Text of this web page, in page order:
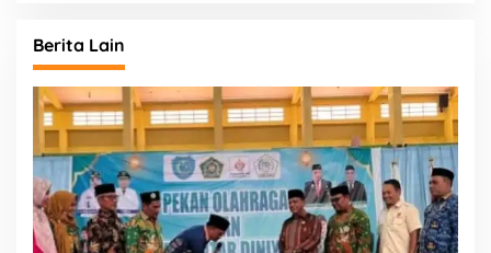
Berita Lain